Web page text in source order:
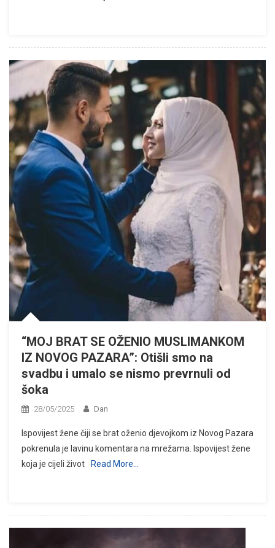
“MOJ BRAT SE OŽENIO MUSLIMANKOM
IZ NOVOG PAZARA”: Otišli smo na
svadbu i umalo se nismo prevrnuli od
šoka
28/05/2025 Dan
Ispovijest žene čiji se brat oženio djevojkom iz Novog Pazara
pokrenula je lavinu komentara na mrežama. Ispovijest žene
koja je cijeli život
Read More…